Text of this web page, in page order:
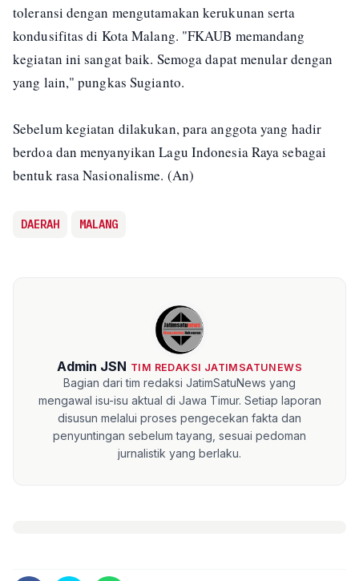
toleransi dengan mengutamakan kerukunan serta
kondusifitas di Kota Malang. "FKAUB memandang
kegiatan ini sangat baik. Semoga dapat menular dengan
yang lain," pungkas Sugianto.
Sebelum kegiatan dilakukan, para anggota yang hadir
berdoa dan menyanyikan Lagu Indonesia Raya sebagai
bentuk rasa Nasionalisme. (An)
DAERAH MALANG
Admin JSN TIM REDAKSI JATIMSATUNEWS
Bagian dari tim redaksi JatimSatuNews yang
mengawal isu-isu aktual di Jawa Timur. Setiap laporan
disusun melalui proses pengecekan fakta dan
penyuntingan sebelum tayang, sesuai pedoman
jurnalistik yang berlaku.